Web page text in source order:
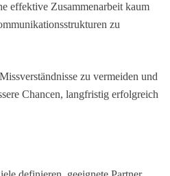
effektive Zusammenarbeit kaum
zu
zu vermeiden und
Chancen, langfristig erfolgreich